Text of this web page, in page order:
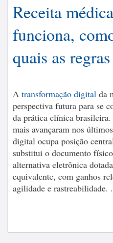
Receita
funciona,
quais as
A transformação digital da
perspectiva futura para se
da prática clínica
mais avançaram nos
digital ocupa posição
substitui o documento
alternativa eletrônica
equivalente, com ganhos
agilidade e rastreabilidade.